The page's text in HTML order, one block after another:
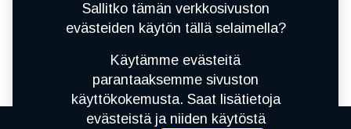
Tuotetta ei ole määritetty kategoriassa "
RENKAAT / MOOTTORIPYÖRÄ
Sallitko tämän verkkosivuston
evästeiden käytön tällä selaimella?
Käytämme evästeitä
parantaaksemme sivuston
käyttökokemusta. Saat lisätietoja
evästeistä ja niiden käytöstä